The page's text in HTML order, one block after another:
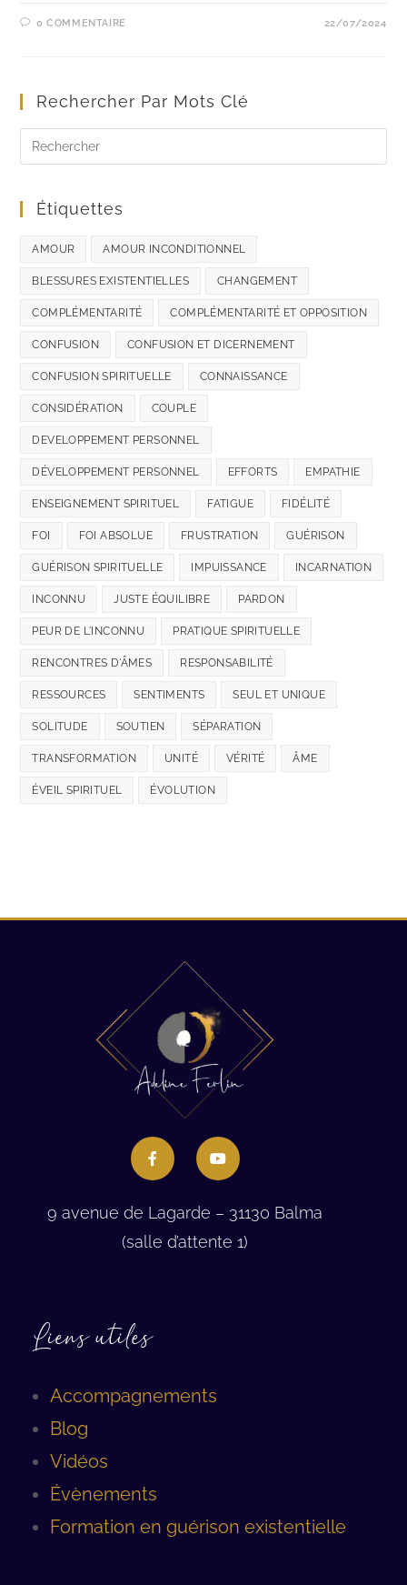
0 COMMENTAIRE 22/07/2024
Rechercher Par Mots Clé
Étiquettes
AMOUR AMOUR INCONDITIONNEL
BLESSURES EXISTENTIELLES CHANGEMENT
COMPLÉMENTARITÉ COMPLÉMENTARITÉ ET OPPOSITION
CONFUSION CONFUSION ET DICERNEMENT
CONFUSION SPIRITUELLE CONNAISSANCE
CONSIDÉRATION COUPLE
DEVELOPPEMENT PERSONNEL
DÉVELOPPEMENT PERSONNEL EFFORTS EMPATHIE
ENSEIGNEMENT SPIRITUEL FATIGUE FIDÉLITÉ
FOI FOI ABSOLUE FRUSTRATION GUÉRISON
GUÉRISON SPIRITUELLE IMPUISSANCE INCARNATION
INCONNU JUSTE ÉQUILIBRE PARDON
PEUR DE L'INCONNU PRATIQUE SPIRITUELLE
RENCONTRES D'ÂMES RESPONSABILITÉ
RESSOURCES SENTIMENTS SEUL ET UNIQUE
SOLITUDE SOUTIEN SÉPARATION
TRANSFORMATION UNITÉ VÉRITÉ ÂME
ÉVEIL SPIRITUEL ÉVOLUTION
9 avenue de Lagarde – 31130 Balma
(salle d’attente 1)
Liens utiles
Accompagnements
Blog
Vidéos
Évènements
Formation en guérison existentielle